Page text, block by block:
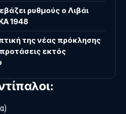
ρυθμούς ο Λιβάι
1948
της νέας πρόκλησης
εκτός